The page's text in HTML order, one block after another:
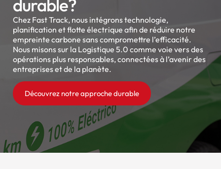
durable?
Chez Fast Track, nous intégrons technologie,
planification et flotte électrique afin de réduire notre
empreinte carbone sans compromettre l’efficacité.
Nous misons sur la Logistique 5.0 comme voie vers des
opérations plus responsables, connectées à l’avenir des
entreprises et de la planète.
Découvrez notre approche durable